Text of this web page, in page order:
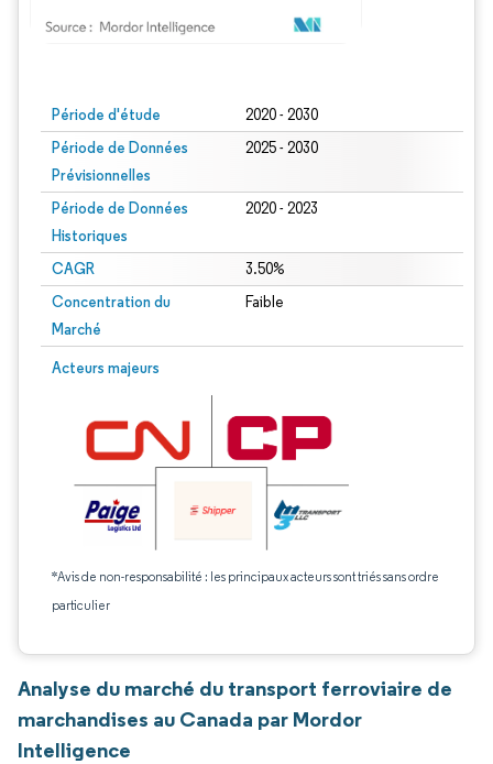
Période d'étude 2020 - 2030
Période de Données
Prévisionnelles
2025 - 2030
Période de Données
Historiques
2020 - 2023
CAGR 3.50%
Concentration du
Marché
Faible
Acteurs majeurs
*Avis de non-responsabilité : les principaux acteurs sont triés sans ordre
particulier
Analyse du marché du transport ferroviaire de
marchandises au Canada par Mordor
Intelligence